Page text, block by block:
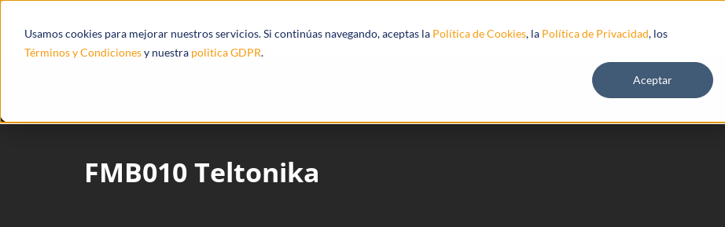
Usamos cookies para mejorar nuestros servicios. Si continúas navegando, aceptas la Política de Cookies, la Política de Privacidad, los
Términos y Condicionesy nuestra politica GDPR.
Aceptar
Productos Ecosistema Integraciones Recursos
FMB010 Teltonika